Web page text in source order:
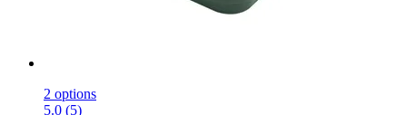
2 options
5.0 (5)